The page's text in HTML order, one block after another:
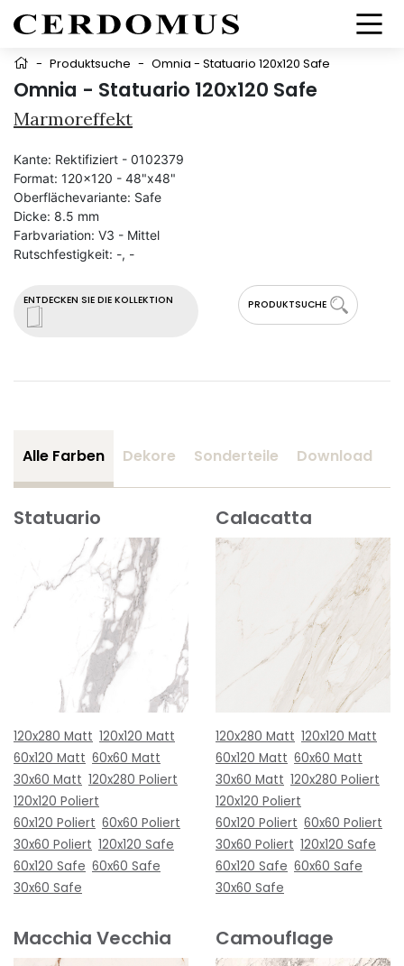
- Produktsuche - Omnia - Statuario 120x120 Safe
Omnia - Statuario 120x120 Safe
Marmoreffekt
ENTDECKEN SIE DIE KOLLEKTION PRODUKTSUCHE
Kante: Rektifiziert - 0102379
Format: 120x120 - 48"x48"
Oberflächevariante: Safe
Dicke: 8.5 mm
Farbvariation: V3 - Mittel
Rutschfestigkeit: -, -
Alle Farben Dekore Sonderteile Download
Statuario
120x280 Matt 120x120 Matt
60x120 Matt 60x60 Matt
30x60 Matt 120x280 Poliert
120x120 Poliert
60x120 Poliert 60x60 Poliert
30x60 Poliert 120x120 Safe
60x120 Safe 60x60 Safe
30x60 Safe
Calacatta
120x280 Matt 120x120 Matt
60x120 Matt 60x60 Matt
30x60 Matt 120x280 Poliert
120x120 Poliert
60x120 Poliert 60x60 Poliert
30x60 Poliert 120x120 Safe
60x120 Safe 60x60 Safe
30x60 Safe
Macchia Vecchia Camouflage